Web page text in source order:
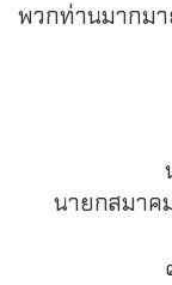
พวกท่านมากมา
นายกสมาค